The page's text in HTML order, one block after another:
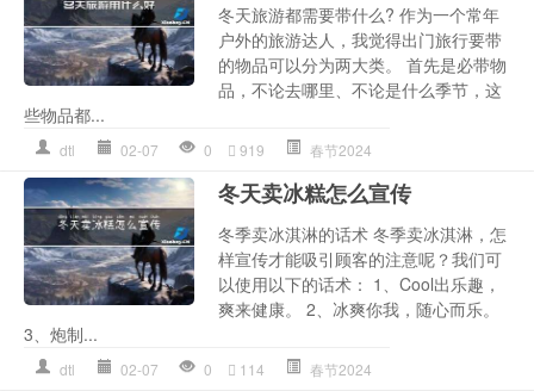
冬天旅游都需要带什么? 作为一个常年
户外的旅游达人，我觉得出门旅行要带
的物品可以分为两大类。 首先是必带物
品，不论去哪里、不论是什么季节，这
些物品都...
dtl 02-07 0 919 春节2024
冬天卖冰糕怎么宣传
冬季卖冰淇淋的话术 冬季卖冰淇淋，怎
样宣传才能吸引顾客的注意呢？我们可
以使用以下的话术： 1、Cool出乐趣，
爽来健康。 2、冰爽你我，随心而乐。
3、炮制...
dtl 02-07 0 114 春节2024